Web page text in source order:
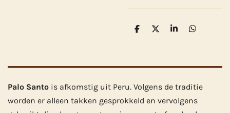
D
n
D
S
e
D
n
Palo Santo is afkomstig uit Peru. Volgens de traditie
worden er alleen takken gesprokkeld en vervolgens